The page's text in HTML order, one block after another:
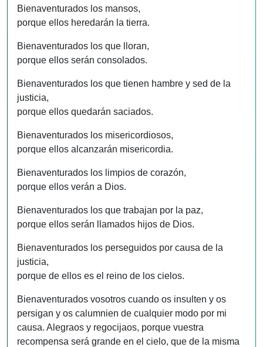
Bienaventurados los mansos,
porque ellos heredarán la tierra.
Bienaventurados los que lloran,
porque ellos serán consolados.
Bienaventurados los que tienen hambre y sed de la
justicia,
porque ellos quedarán saciados.
Bienaventurados los misericordiosos,
porque ellos alcanzarán misericordia.
Bienaventurados los limpios de corazón,
porque ellos verán a Dios.
Bienaventurados los que trabajan por la paz,
porque ellos serán llamados hijos de Dios.
Bienaventurados los perseguidos por causa de la
justicia,
porque de ellos es el reino de los cielos.
Bienaventurados vosotros cuando os insulten y os
persigan y os calumnien de cualquier modo por mi
causa. Alegraos y regocijaos, porque vuestra
recompensa será grande en el cielo, que de la misma